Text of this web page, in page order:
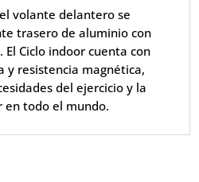
volante delantero se
trasero de aluminio con
Ciclo indoor cuenta con
y resistencia magnética,
del ejercicio y la
en todo el mundo.